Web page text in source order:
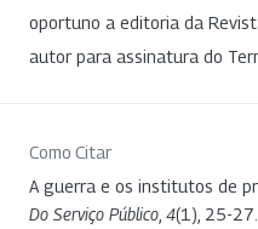
oportuno a editoria da
autor para assinatura do
Como Citar
A guerra e os institutos de
Do Serviço Público 4(1), 25-27.